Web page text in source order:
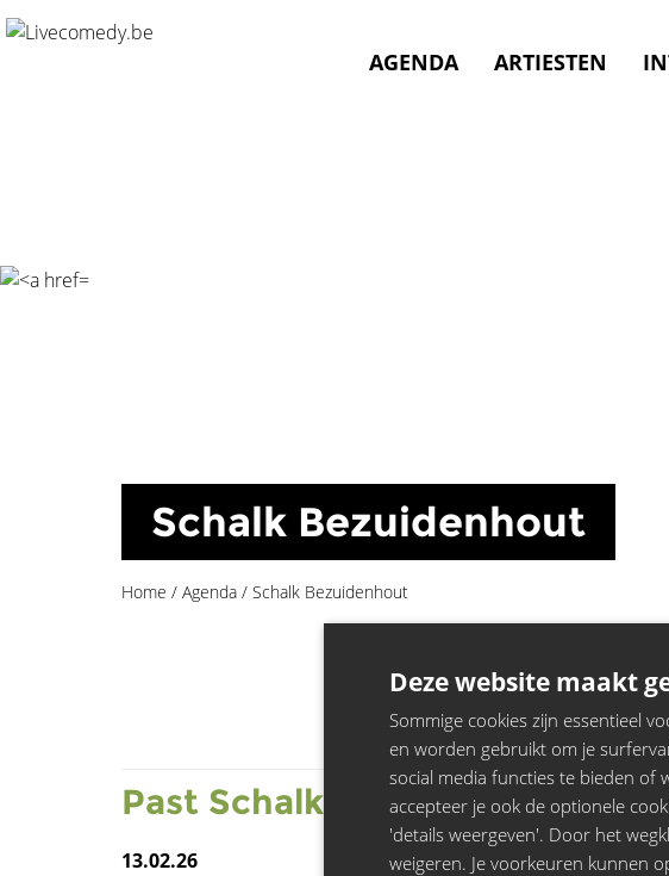
AGENDA ARTIESTEN
Schalk Bezuidenhout">
Schalk Bezuidenhout
Home / Agenda / Schalk Bezuidenhout
Past Schalk Bezuidenhout
13.02.26 Espace
Deze website maakt
Sommige cookies zijn essentieel
en worden gebruikt om je
social media functies te bieden of
accepteer je ook de optionele
'details weergeven'. Door het
weigeren. Je voorkeuren kunnen